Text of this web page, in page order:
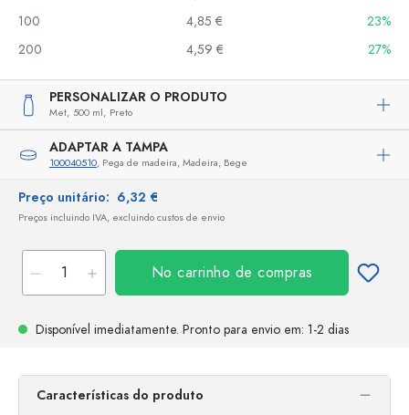
100
4,85 €
23%
200
4,59 € 27%
PERSONALIZAR O PRODUTO
Met, 500 ml, Preto
ADAPTAR A TAMPA
100040510, Pega de madeira, Madeira, Bege
Preço unitário: 6,32 €
Preços incluindo IVA, excluindo custos de envio
No carrinho de compras
Disponível imediatamente. Pronto para envio em: 1-2 dias
Características do produto